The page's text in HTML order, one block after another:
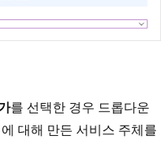
를 선택한 경우 드롭다운
대해 만든 서비스 주체를